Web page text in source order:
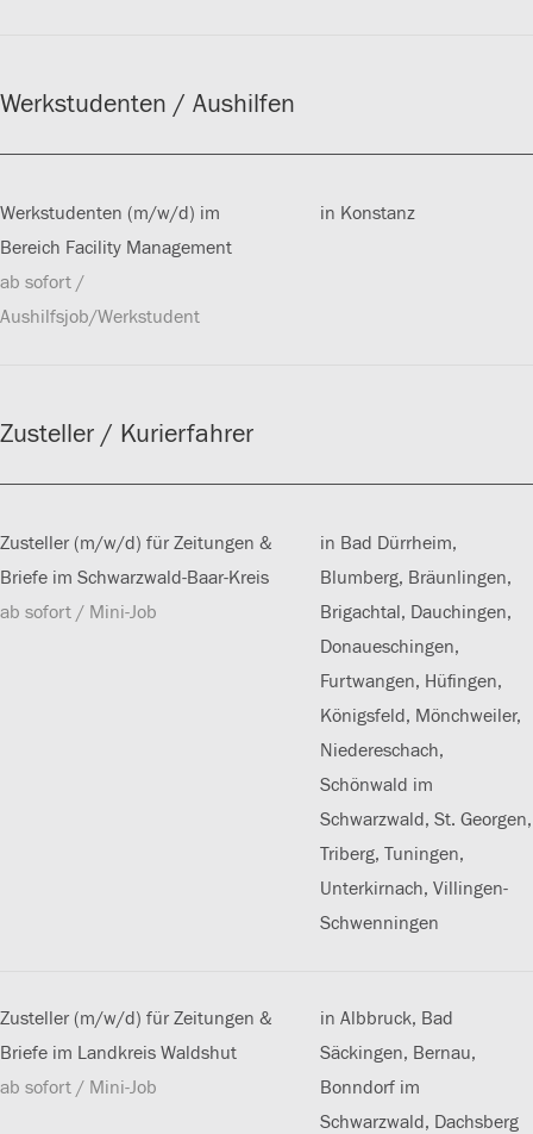
Werkstudenten / Aushilfen
Werkstudenten (m/w/d) im
Bereich Facility Management
ab sofort /
Aushilfsjob/Werkstudent
in Konstanz
Zusteller / Kurierfahrer
Zusteller (m/w/d) für Zeitungen &
Briefe im Schwarzwald-Baar-Kreis
ab sofort / Mini-Job
in Bad Dürrheim,
Blumberg, Bräunlingen,
Brigachtal, Dauchingen,
Donaueschingen,
Furtwangen, Hüfingen,
Königsfeld, Mönchweiler,
Niedereschach,
Schönwald im
Schwarzwald, St. Georgen,
Triberg, Tuningen,
Unterkirnach, Villingen-
Schwenningen
Zusteller (m/w/d) für Zeitungen &
Briefe im Landkreis Waldshut
ab sofort / Mini-Job
in Albbruck, Bad
Säckingen, Bernau,
Bonndorf im
Schwarzwald, Dachsberg